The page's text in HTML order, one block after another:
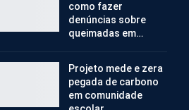
como fazer
denúncias sobre
queimadas em…
Projeto mede e zera
pegada de carbono
em comunidade